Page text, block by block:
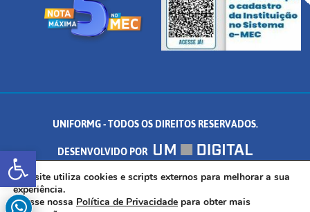
Abrir a barra de ferramentas
UNIFORMG - TODOS OS DIREITOS RESERVADOS.
DESENVOLVIDO POR
AV. DR. ARNALDO DE SENNA, 328 - PALMEIRAS, FORMIGA/MG - CEP:
35.574.530
Este site utiliza cookies e scripts externos para melhorar a sua
experiência.
Acesse nossa Política de Privacidade para obter mais